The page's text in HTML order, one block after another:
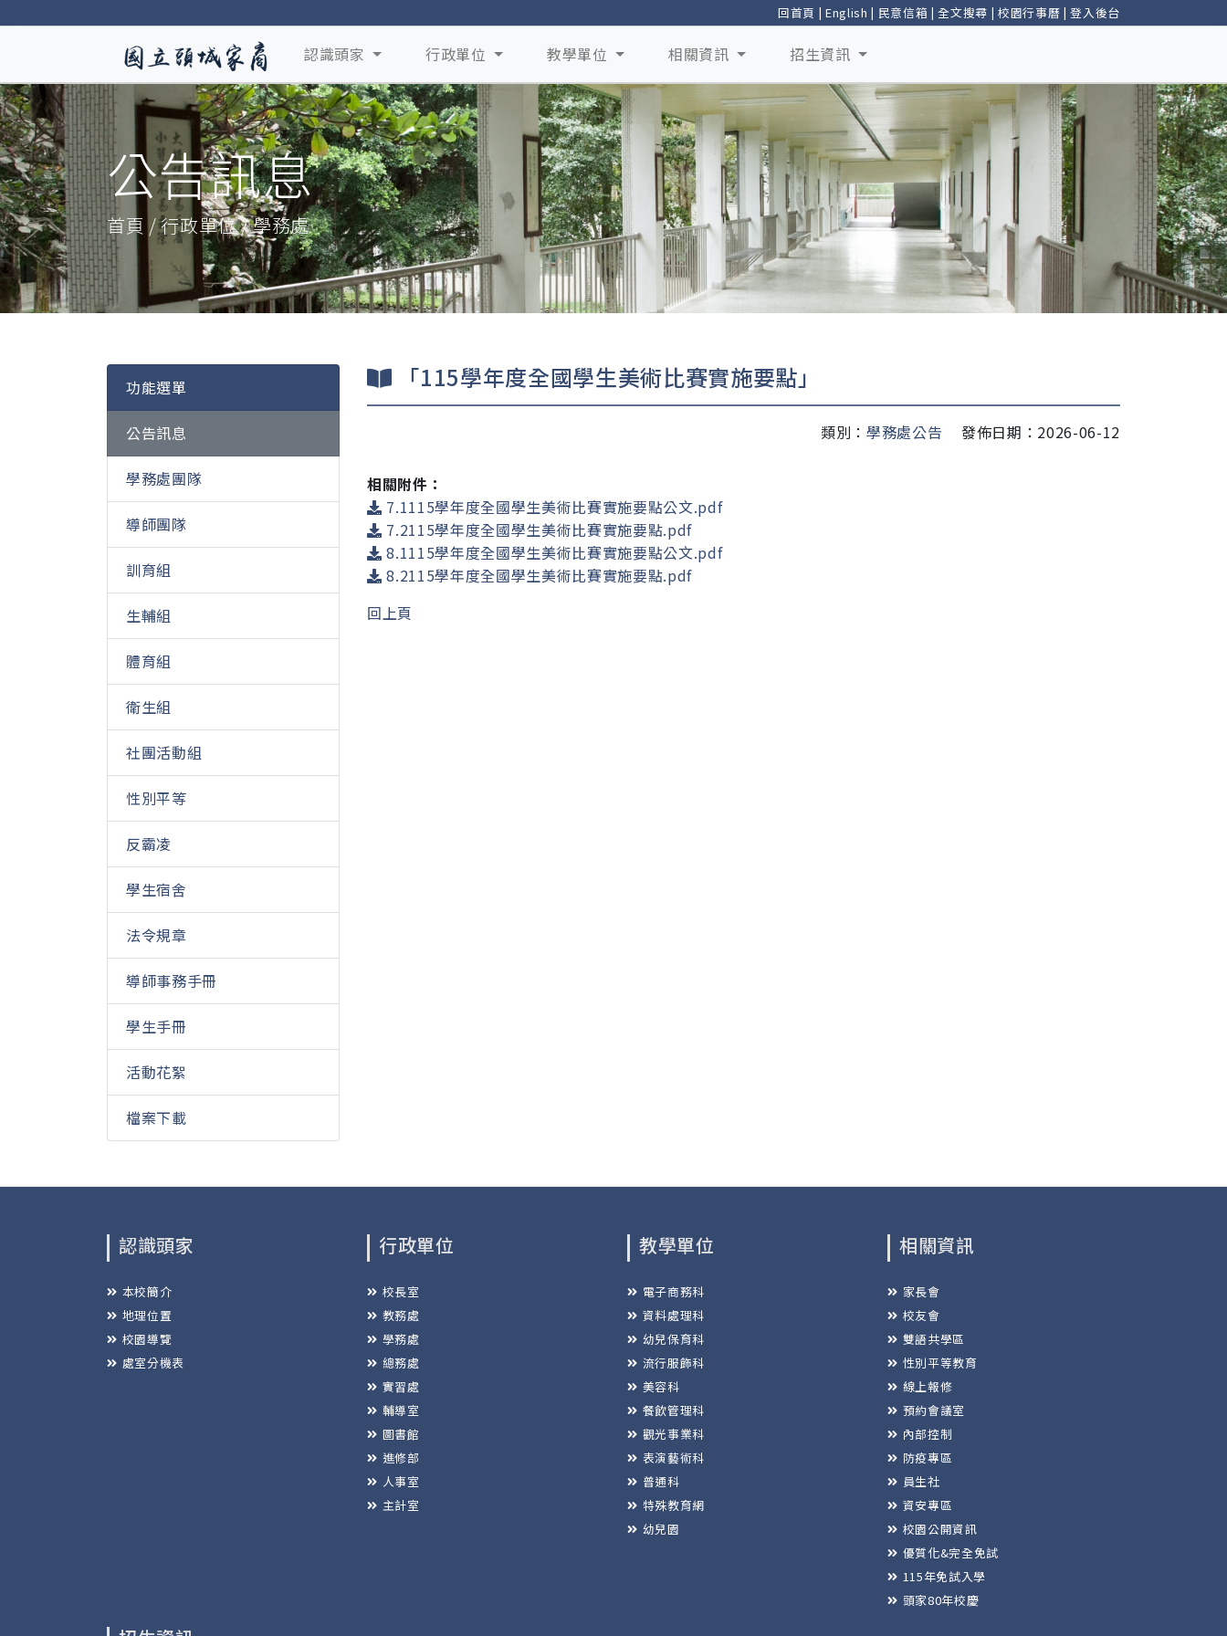
回首頁 | English | 民意信箱 |全文搜尋 | 校園行事曆 |登入後台
認識頭家 行政單位 教學單位 相關資訊 招生資訊
公告訊息
首頁 / 行政單位 / 學務處
功能選單
公告訊息
學務處團隊
導師團隊
訓育組
生輔組
體育組
衛生組
社團活動組
性別平等
反霸凌
學生宿舍
法令規章
導師事務手冊
學生手冊
活動花絮
檔案下載
「115學年度全國學生美術比賽實施要點」
類別： 學務處公告 發佈日期：2026-06-12
相關附件：
7.1115學年度全國學生美術比賽實施要點公文.pdf
7.2115學年度全國學生美術比賽實施要點.pdf
8.1115學年度全國學生美術比賽實施要點公文.pdf
8.2115學年度全國學生美術比賽實施要點.pdf
回上頁
認識頭家
本校簡介
地理位置
校園導覽
處室分機表
行政單位
校長室
教務處
學務處
總務處
實習處
輔導室
圖書館
進修部
人事室
主計室
教學單位
電子商務科
資料處理科
幼兒保育科
流行服飾科
美容科
餐飲管理科
觀光事業科
表演藝術科
普通科
特殊教育網
幼兒園
相關資訊
家長會
校友會
雙語共學區
性別平等教育
線上報修
預約會議室
內部控制
防疫專區
員生社
資安專區
校園公開資訊
優質化&完全免試
115年免試入學
頭家80年校慶